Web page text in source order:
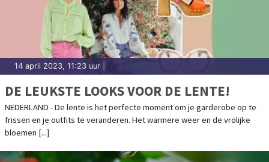
14 april 2023, 11:23 uur
DE LEUKSTE LOOKS VOOR DE LENTE!
NEDERLAND - De lente is het perfecte moment om je garderobe op te
frissen en je outfits te veranderen. Het warmere weer en de vrolijke
bloemen [...]